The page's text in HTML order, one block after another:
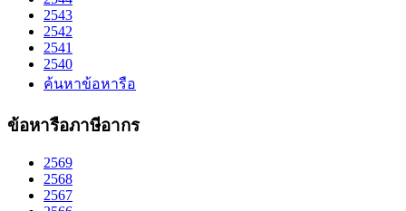
2543
2542
2541
2540
ค้นหาข้อหารือ
ข้อหารือภาษีอากร
2569
2568
2567